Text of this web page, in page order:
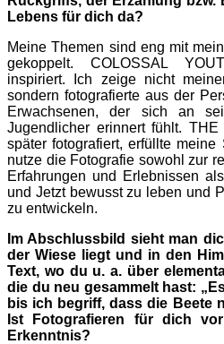
Lebens für dich da?
Meine Themen sind eng mit
gekoppelt. COLOSSAL
inspiriert. Ich zeige nicht
sondern fotografierte aus der
Erwachsenen, der sich an
Jugendlicher erinnert fühlt.
später fotografiert, erfüllte meine
nutze die Fotografie sowohl zur
Erfahrungen und Erlebnissen
und Jetzt bewusst zu leben und
zu entwickeln.
Im Abschlussbild sieht man
der Wiese liegt und in den
Text, wo du u. a. über
die du neu gesammelt hast:
bis ich begriff, dass die Beete
Ist Fotografieren für dich
Erkenntnis?